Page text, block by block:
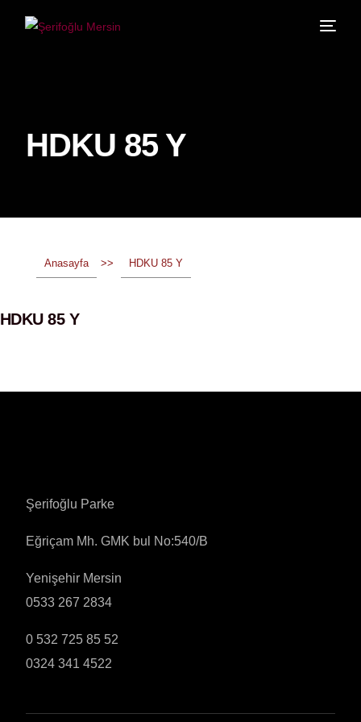
HDKU 85 Y
Anasayfa >> HDKU 85 Y
HDKU 85 Y
Şerifoğlu Parke
Eğriçam Mh. GMK bul No:540/B
Yenişehir Mersin
0533 267 2834
0 532 725 85 52
0324 341 4522